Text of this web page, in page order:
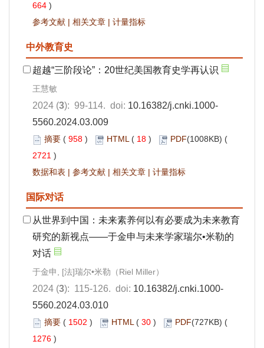
664 )
参考文献 | 相关文章 | 计量指标
中外教育史
超越“三阶段论”：20世纪美国教育史学再认识
王慧敏
2024 (3): 99-114. doi: 10.16382/j.cnki.1000-
5560.2024.03.009
摘要 ( 958 ) HTML( 18 ) PDF(1008KB) (
2721 )
数据和表 | 参考文献 | 相关文章 | 计量指标
国际对话
从世界到中国：未来素养何以有必要成为未来教育
研究的新视点——于金申与未来学家瑞尔•米勒的
对话
于金申, [法]瑞尔•米勒（Riel Miller）
2024 (3): 115-126. doi: 10.16382/j.cnki.1000-
5560.2024.03.010
摘要 ( 1502 ) HTML( 30 ) PDF(727KB) (
1276 )